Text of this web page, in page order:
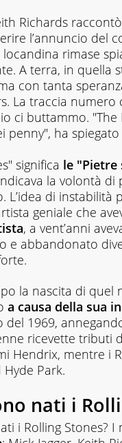
Richards
l’annuncio del
rimase
A terra, in quella
con tanta
La traccia numero
ci buttammo. "The
penny", ha
significa le "Pietre
la volontà
L’idea di instabilità
geniale che
, a vent’anni
e abbandonato
la nascita di quel
a causa della sua
del 1969,
ricevette tributi
Hendrix, mentre i
Park.
nati i
i Rolling Stones?